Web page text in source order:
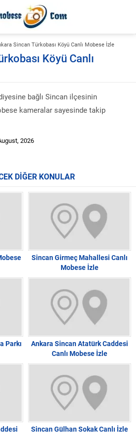
Sincan Türkobası Köyü Canlı Mobese İzle
Köyü Canlı
bağlı Sincan ilçesinin
kameralar sayesinde takip
2026
DİĞER KONULAR
Sincan Girmeç Mahallesi Canlı
Mobese İzle
Parkı
Ankara Sincan Atatürk Caddesi
Canlı Mobese İzle
Sincan Gülhan Sokak Canlı İzle